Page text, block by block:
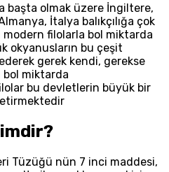
başta olmak üzere İngiltere,
İtalya balıkçılığa çok
modern filolarla bol miktarda
okyanusların bu çeşit
gerek kendi, gerekse
bol miktarda
bu devletlerin büyük bir
Tüzüğü nün 7 inci maddesi,